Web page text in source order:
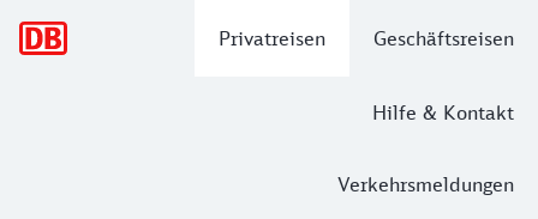
Privatreisen Geschäftsreisen
Hilfe & Kontakt
Verkehrsmeldungen